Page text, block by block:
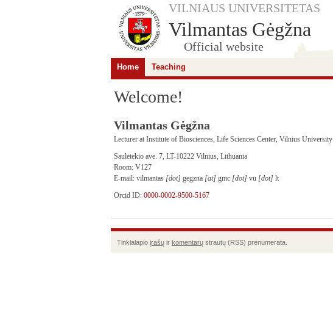
VILNIAUS UNIVERSITETAS
Vilmantas Gėgžna
Official website
Home Teaching
Welcome!
Vilmantas Gėgžna
Lecturer at Institute of Biosciences, Life Sciences Center, Vilnius University
Saulėtekio ave. 7, LT-10222 Vilnius, Lithuania
Room: V127
E-mail: vilmantas [dot] gegzna [at] gmc [dot] vu [dot] lt
Orcid ID: 0000-0002-9500-5167
Tinklalapio įrašų ir komentarų strautų (RSS) prenumerata.